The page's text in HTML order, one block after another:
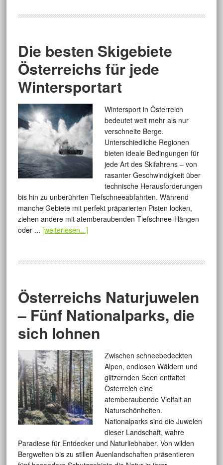
Die besten Skigebiete
Österreichs für jede
Wintersportart
Wintersport in Österreich
bedeutet weit mehr als nur
verschneite Berge.
Unterschiedliche Regionen
bieten ideale Bedingungen für
jede Art des Skifahrens – von
rasanter Geschwindigkeit über
technische Herausforderungen
bis hin zu unberührten Tiefschneeabfahrten. Während
manche Gebiete mit perfekt präparierten Pisten locken,
ziehen andere mit atemberaubenden Tiefschnee-Hängen
oder ... [weiterlesen...]
Österreichs Naturjuwelen
– Fünf Nationalparks, die
sich lohnen
Zwischen schneebedeckten
Alpen, endlosen Wäldern und
glitzernden Seen entfaltet
Österreich eine
atemberaubende Vielfalt an
Naturschönheiten.
Nationalparks sind die Juwelen
dieser Landschaft, wahre
Paradiese für Entdecker und Naturliebhaber. Von wilden
Bergwelten bis zu stillen Auenlandschaften präsentieren